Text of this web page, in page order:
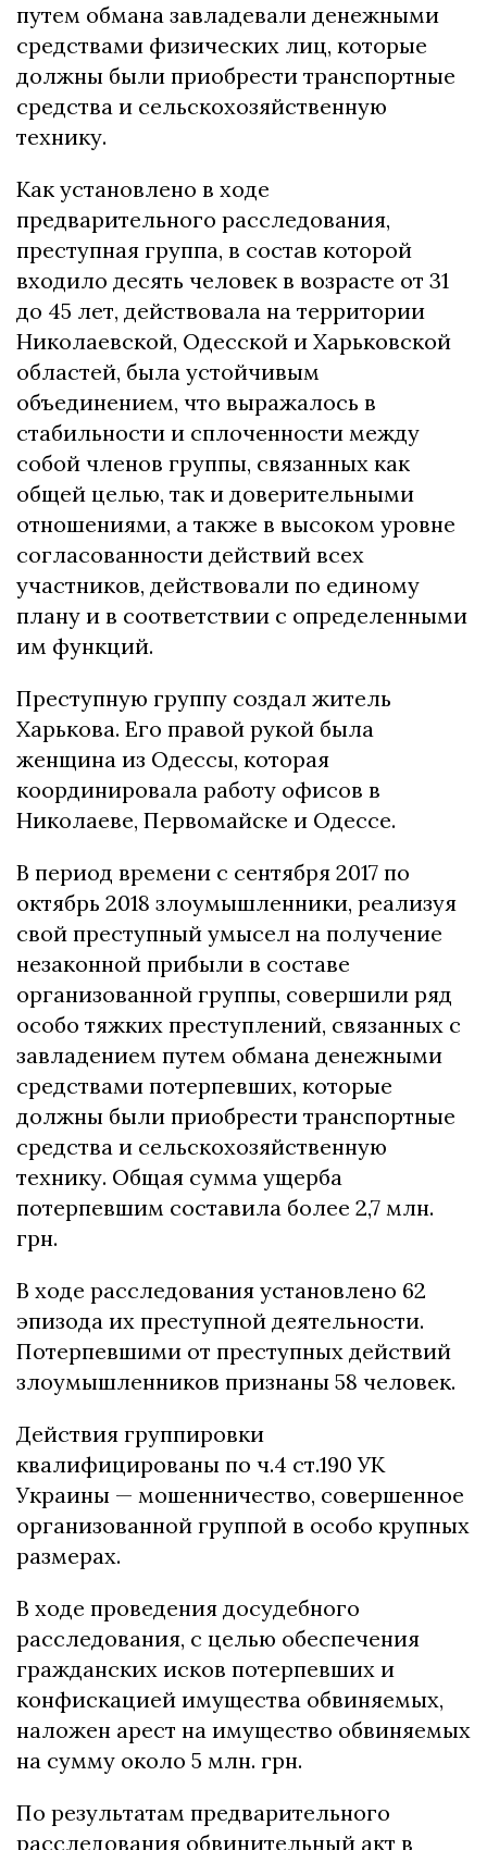
путем обмана завладевали денежными
средствами физических лиц, которые
должны были приобрести транспортные
средства и сельскохозяйственную
технику.
Как установлено в ходе
предварительного расследования,
преступная группа, в состав которой
входило десять человек в возрасте от 31
до 45 лет, действовала на территории
Николаевской, Одесской и Харьковской
областей, была устойчивым
объединением, что выражалось в
стабильности и сплоченности между
собой членов группы, связанных как
общей целью, так и доверительными
отношениями, а также в высоком уровне
согласованности действий всех
участников, действовали по единому
плану и в соответствии с определенными
им функций.
Преступную группу создал житель
Харькова. Его правой рукой была
женщина из Одессы, которая
координировала работу офисов в
Николаеве, Первомайске и Одессе.
В период времени с сентября 2017 по
октябрь 2018 злоумышленники, реализуя
свой преступный умысел на получение
незаконной прибыли в составе
организованной группы, совершили ряд
особо тяжких преступлений, связанных с
завладением путем обмана денежными
средствами потерпевших, которые
должны были приобрести транспортные
средства и сельскохозяйственную
технику. Общая сумма ущерба
потерпевшим составила более 2,7 млн.
грн.
В ходе расследования установлено 62
эпизода их преступной деятельности.
Потерпевшими от преступных действий
злоумышленников признаны 58 человек.
Действия группировки
квалифицированы по ч.4 ст.190 УК
Украины — мошенничество, совершенное
организованной группой в особо крупных
размерах.
В ходе проведения досудебного
расследования, с целью обеспечения
гражданских исков потерпевших и
конфискацией имущества обвиняемых,
наложен арест на имущество обвиняемых
на сумму около 5 млн. грн.
По результатам предварительного
расследования обвинительный акт в